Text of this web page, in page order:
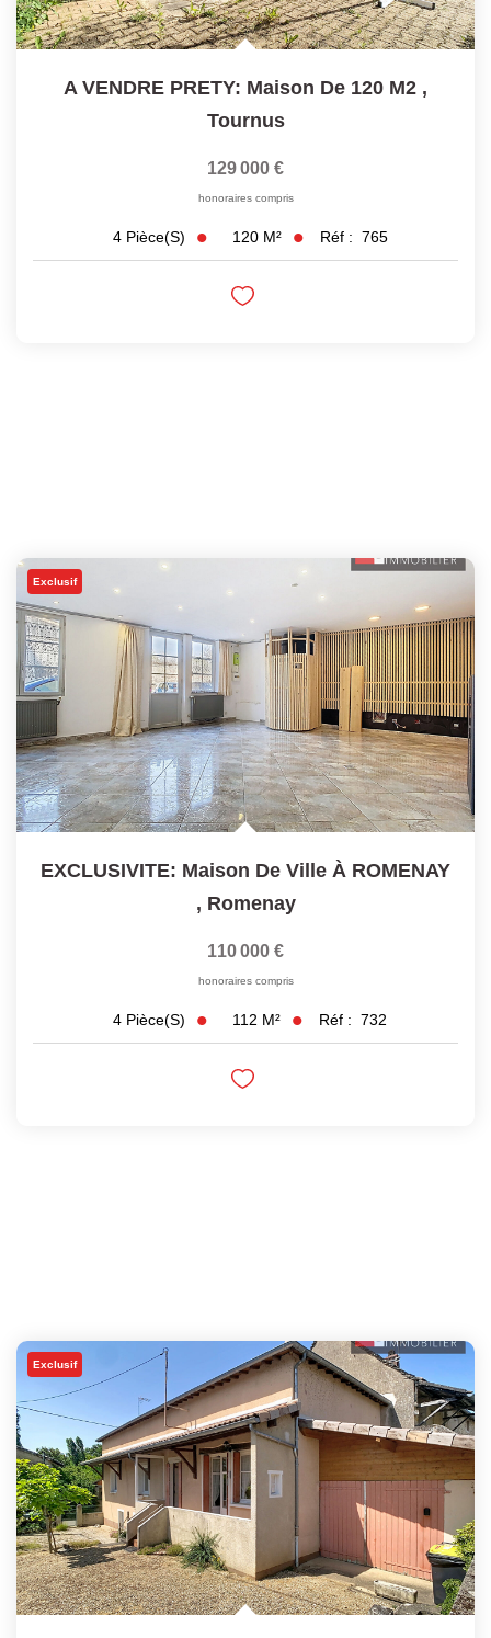
A VENDRE PRETY: Maison De 120 M2 ,
Tournus
129 000 €
honoraires compris
4 Pièce(s) 120 M² Réf : 765
Exclusif
EXCLUSIVITE: Maison De Ville À ROMENAY
, Romenay
110 000 €
honoraires compris
4 Pièce(s) 112 M² Réf : 732
Exclusif